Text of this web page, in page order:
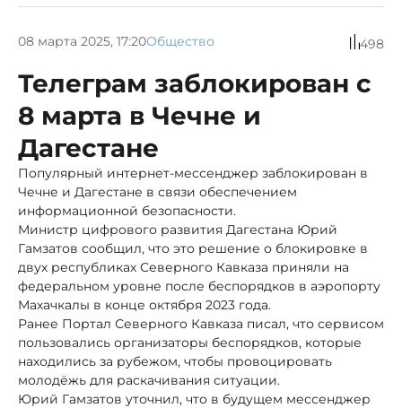
08 марта 2025, 17:20Общество 498
Телеграм заблокирован с
8 марта в Чечне и
Дагестане
Популярный интернет-мессенджер заблокирован в
Чечне и Дагестане в связи обеспечением
информационной безопасности.
Министр цифрового развития Дагестана Юрий
Гамзатов сообщил, что это решение о блокировке в
двух республиках Северного Кавказа приняли на
федеральном уровне после беспорядков в аэропорту
Махачкалы в конце октября 2023 года.
Ранее Портал Северного Кавказа писал, что сервисом
пользовались организаторы беспорядков, которые
находились за рубежом, чтобы провоцировать
молодёжь для раскачивания ситуации.
Юрий Гамзатов уточнил, что в будущем мессенджер